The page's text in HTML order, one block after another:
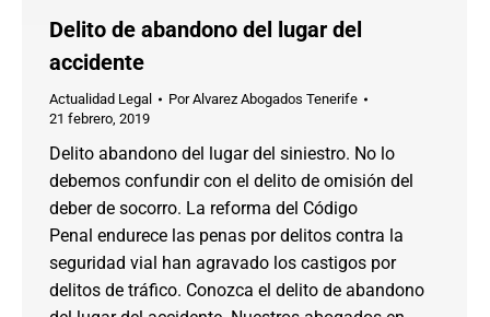
Delito de abandono del lugar del
accidente
Actualidad Legal PorAlvarez Abogados Tenerife
21 febrero, 2019
Delito abandono del lugar del siniestro. No lo
debemos confundir con el delito de omisión del
deber de socorro. La reforma del Código
Penal endurece las penas por delitos contra la
seguridad vial han agravado los castigos por
delitos de tráfico. Conozca el delito de abandono